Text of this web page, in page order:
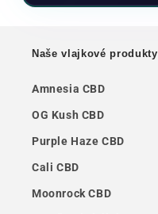
Naše vlajkové produkty
Amnesia CBD
OG Kush CBD
Purple Haze CBD
Cali CBD
Moonrock CBD